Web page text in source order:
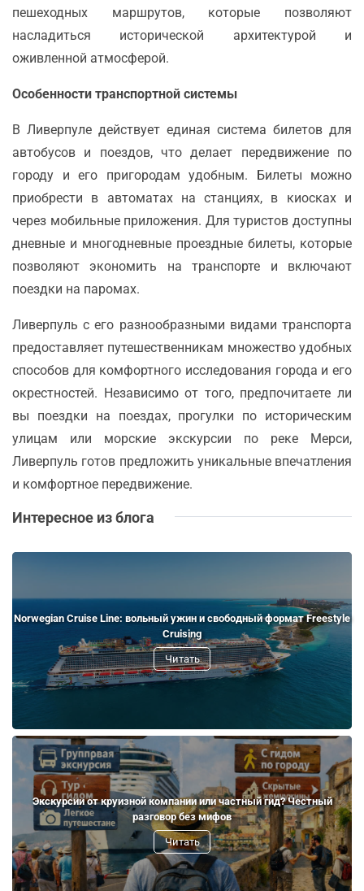
пешеходных маршрутов, которые позволяют
насладиться исторической архитектурой и
оживленной атмосферой.
Особенности транспортной системы
В Ливерпуле действует единая система билетов для
автобусов и поездов, что делает передвижение по
городу и его пригородам удобным. Билеты можно
приобрести в автоматах на станциях, в киосках и
через мобильные приложения. Для туристов доступны
дневные и многодневные проездные билеты, которые
позволяют экономить на транспорте и включают
поездки на паромах.
Ливерпуль с его разнообразными видами транспорта
предоставляет путешественникам множество удобных
способов для комфортного исследования города и его
окрестностей. Независимо от того, предпочитаете ли
вы поездки на поездах, прогулки по историческим
улицам или морские экскурсии по реке Мерси,
Ливерпуль готов предложить уникальные впечатления
и комфортное передвижение.
Интересное из блога
Norwegian Cruise Line: вольный ужин и свободный формат Freestyle
Cruising
Читать
Экскурсии от круизной компании или частный гид? Честный
разговор без мифов
Читать